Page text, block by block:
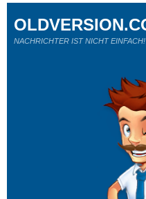
NACHRICHTER IST NICHT EINFACH!